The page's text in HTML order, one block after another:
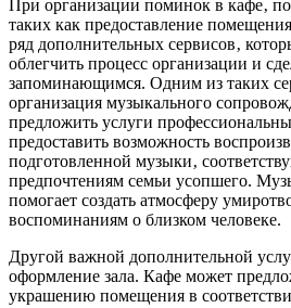
При организации поминок в кафе‚
таких как предоставление
ряд дополнительных сервисов‚
облегчить процесс организации и
запоминающимся. Одним из таких
организация музыкального
предложить услуги
предоставить возможность
подготовленной музыки‚
предпочтениям семьи усопшего.
помогает создать атмосферу
воспоминаниям о близком человеке.
Другой важной дополнительной
оформление зала. Кафе может
украшению помещения в